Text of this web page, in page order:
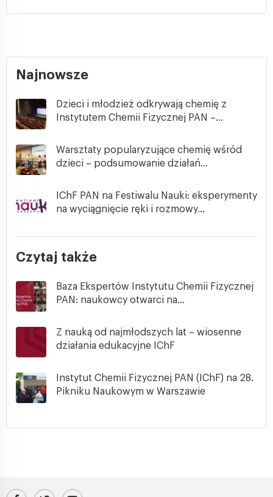
Najnowsze
Dzieci i młodzież odkrywają chemię z
Instytutem Chemii Fizycznej PAN –...
Warsztaty popularyzujące chemię wśród
dzieci – podsumowanie działań...
IChF PAN na Festiwalu Nauki: eksperymenty
na wyciągnięcie ręki i rozmowy...
Czytaj także
Baza Ekspertów Instytutu Chemii Fizycznej
PAN: naukowcy otwarci na...
Z nauką od najmłodszych lat – wiosenne
działania edukacyjne IChF
Instytut Chemii Fizycznej PAN (IChF) na 28.
Pikniku Naukowym w Warszawie